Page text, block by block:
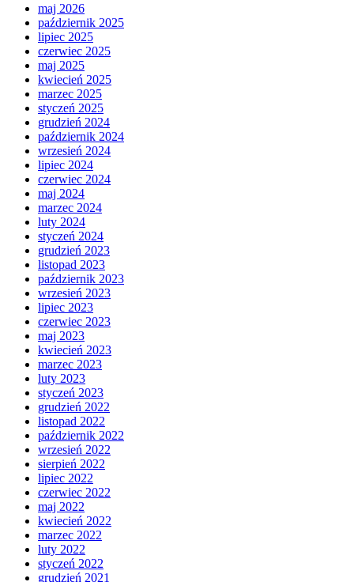
maj 2026
październik 2025
lipiec 2025
czerwiec 2025
maj 2025
kwiecień 2025
marzec 2025
styczeń 2025
grudzień 2024
październik 2024
wrzesień 2024
lipiec 2024
czerwiec 2024
maj 2024
marzec 2024
luty 2024
styczeń 2024
grudzień 2023
listopad 2023
październik 2023
wrzesień 2023
lipiec 2023
czerwiec 2023
maj 2023
kwiecień 2023
marzec 2023
luty 2023
styczeń 2023
grudzień 2022
listopad 2022
październik 2022
wrzesień 2022
sierpień 2022
lipiec 2022
czerwiec 2022
maj 2022
kwiecień 2022
marzec 2022
luty 2022
styczeń 2022
grudzień 2021